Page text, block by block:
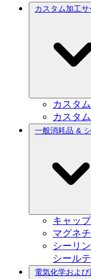
カスタム加工サ
カスタ
カスタ
一般消耗品 &
キャッ
マグネ
シーリ
シール
電気化学およ